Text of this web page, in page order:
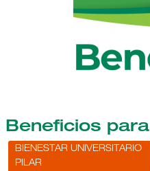
Beneficios
BIENESTAR UNIVERSITARIO
PILAR